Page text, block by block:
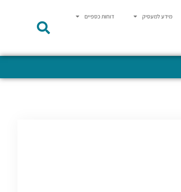
מידע למעסיק דוחות כספיים